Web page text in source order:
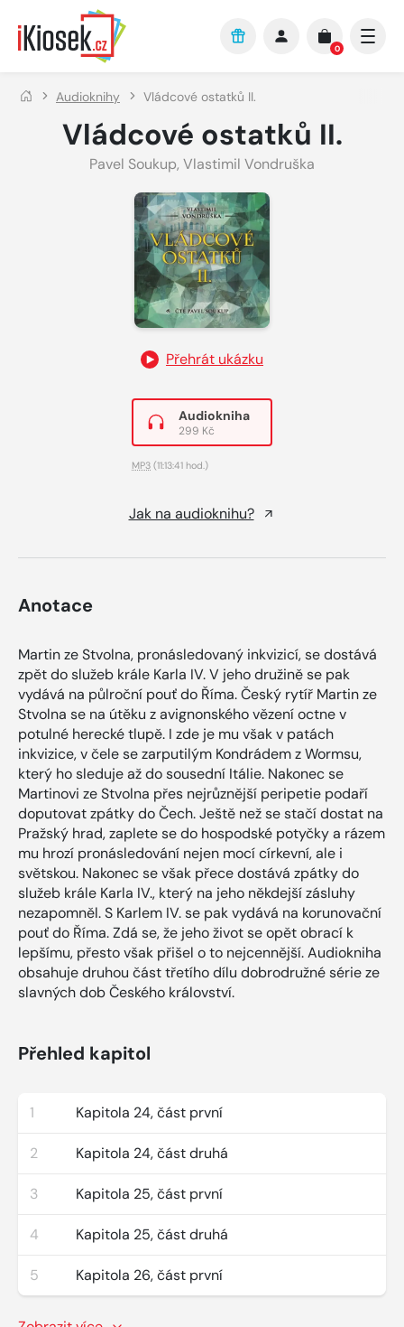
Přejít na hlavní obsah
0
Audioknihy Vládcové ostatků II.
Vládcové ostatků II.
Pavel Soukup, Vlastimil Vondruška
Přehrát ukázku
Audiokniha
299 Kč
MP3 (11:13:41 hod.)
Jak na audioknihu?
Anotace
Martin ze Stvolna, pronásledovaný inkvizicí, se dostává
zpět do služeb krále Karla IV. V jeho družině se pak
vydává na půlroční pouť do Říma. Český rytíř Martin ze
Stvolna se na útěku z avignonského vězení octne v
potulné herecké tlupě. I zde je mu však v patách
inkvizice, v čele se zarputilým Kondrádem z Wormsu,
který ho sleduje až do sousední Itálie. Nakonec se
Martinovi ze Stvolna přes nejrůznější peripetie podaří
doputovat zpátky do Čech. Ještě než se stačí dostat na
Pražský hrad, zaplete se do hospodské potyčky a rázem
mu hrozí pronásledování nejen mocí církevní, ale i
světskou. Nakonec se však přece dostává zpátky do
služeb krále Karla IV., který na jeho někdejší zásluhy
nezapomněl. S Karlem IV. se pak vydává na korunovační
pouť do Říma. Zdá se, že jeho život se opět obrací k
lepšímu, přesto však přišel o to nejcennější. Audiokniha
obsahuje druhou část třetího dílu dobrodružné série ze
slavných dob Českého království.
Přehled kapitol
1 Kapitola 24, část první
2 Kapitola 24, část druhá
3 Kapitola 25, část první
4 Kapitola 25, část druhá
5 Kapitola 26, část první